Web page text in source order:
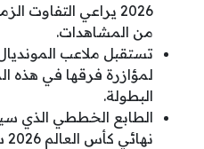
2026 يراعي التفاوت
من المشاهدات.
تستقبل ملاعب
لمؤازرة فرقها في هذه
البطولة.
الطابع الخططي الذي